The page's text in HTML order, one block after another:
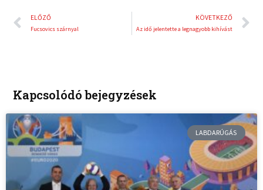
Előző
ELŐZŐ
Fucsovics szárnyal
KÖVETKEZŐ
Az idő jelentette a legnagyobb kihívást
Kapcsolódó bejegyzések
LABDARÚGÁS